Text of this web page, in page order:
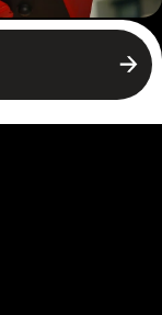
Россия